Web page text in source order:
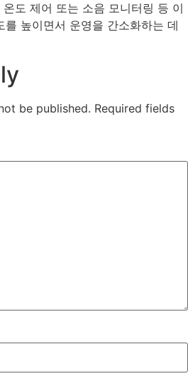
도 제어 또는 소음 모니터링 등 이
높이면서 운영을 간소화하는 데
be published. Required fields